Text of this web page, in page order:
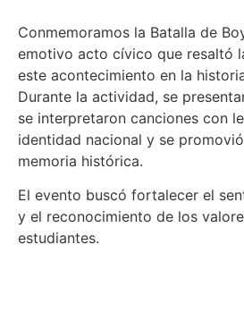
Conmemoramos la Batalla de
emotivo acto cívico que resaltó
este acontecimiento en la
Durante la actividad, se
se interpretaron canciones con
identidad nacional y se
memoria histórica.
El evento buscó fortalecer el
y el reconocimiento de los
estudiantes.